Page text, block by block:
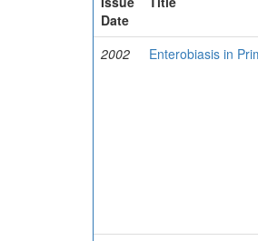
Date
2002 Enterobiasis in